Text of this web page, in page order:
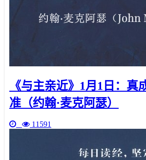
《与主亲近》1月1日：真
准（约翰·麦克阿瑟）
11591